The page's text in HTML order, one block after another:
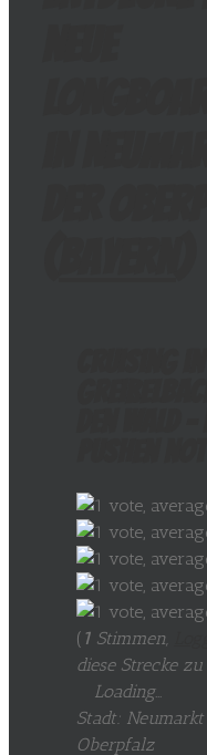
( 1 Stimmen,
diese Strecke
Loading...
Stadt:
Oberpfalz